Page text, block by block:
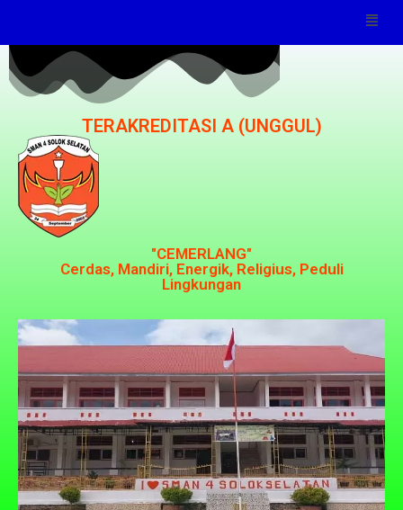
TERAKREDITASI A (UNGGUL)
"CEMERLANG"
Cerdas, Mandiri, Energik, Religius, Peduli
Lingkungan